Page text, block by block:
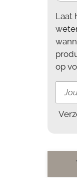
Laat
op